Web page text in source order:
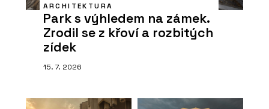
ARCHITEKTURA
Park s výhledem na zámek.
Zrodil se z křoví a rozbitých
zídek
15. 7. 2026